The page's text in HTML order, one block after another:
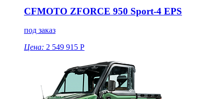
CFMOTO ZFORCE 950 Sport-4 EPS
под заказ
Цена: 2 549 915 Р